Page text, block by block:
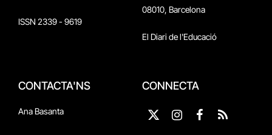
ISSN 2339 - 9619
08010, Barcelona
El Diari de l'Educació
CONTACTA'NS
Ana Basanta
CONNECTA
X
Instagram
Facebook
RSS